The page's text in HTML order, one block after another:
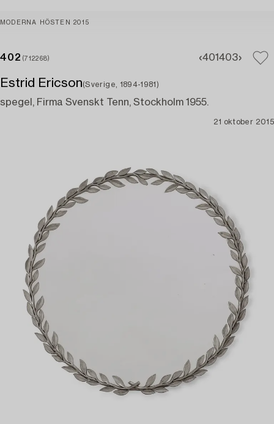
MODERNA HÖSTEN 2015
402 (712268) 401403
Estrid Ericson(Sverige, 1894-1981)
spegel, Firma Svenskt Tenn, Stockholm 1955.
21 oktober 2015